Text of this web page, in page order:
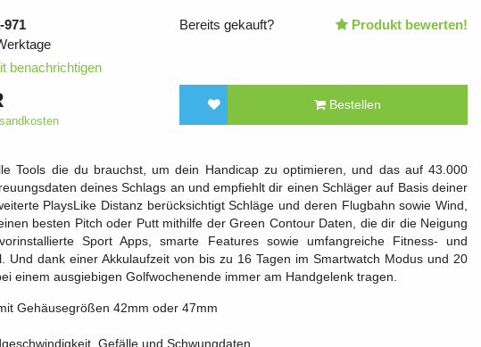
971
benachrichtigen
Bereits gekauft? Produkt bewerten!
Bestellen
Tools die du brauchst, um dein Handicap zu optimieren, und das auf 43.000
deines Schlags an und empfiehlt dir einen Schläger auf Basis deiner
PlaysLike Distanz berücksichtigt Schläge und deren Flugbahn sowie Wind,
besten Pitch oder Putt mithilfe der Green Contour Daten, die dir die Neigung
Sport Apps, smarte Features sowie umfangreiche Fitness- und
dank einer Akkulaufzeit von bis zu 16 Tagen im Smartwatch Modus und 20
einem ausgiebigen Golfwochenende immer am Handgelenk tragen.
Gehäusegrößen 42mm oder 47mm
Gefälle und Schwungdaten